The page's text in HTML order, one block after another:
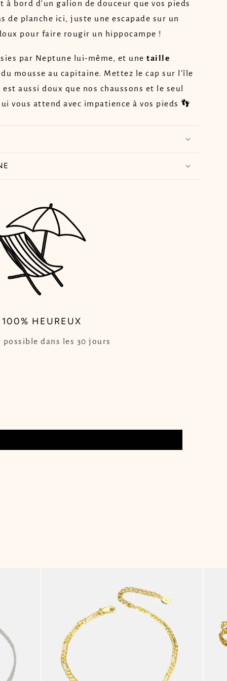
à bord d'un galion de douceur que vos pieds
de planche ici, juste une escapade sur un
pour faire rougir un hippocampe !
par Neptune lui-même, et unetaille
mousse au capitaine. Mettez le cap sur l'île
aussi doux que nos chaussons et le seul
vous attend avec impatience à vos pieds 👣
100% HEUREUX
possible dans les 30 jours